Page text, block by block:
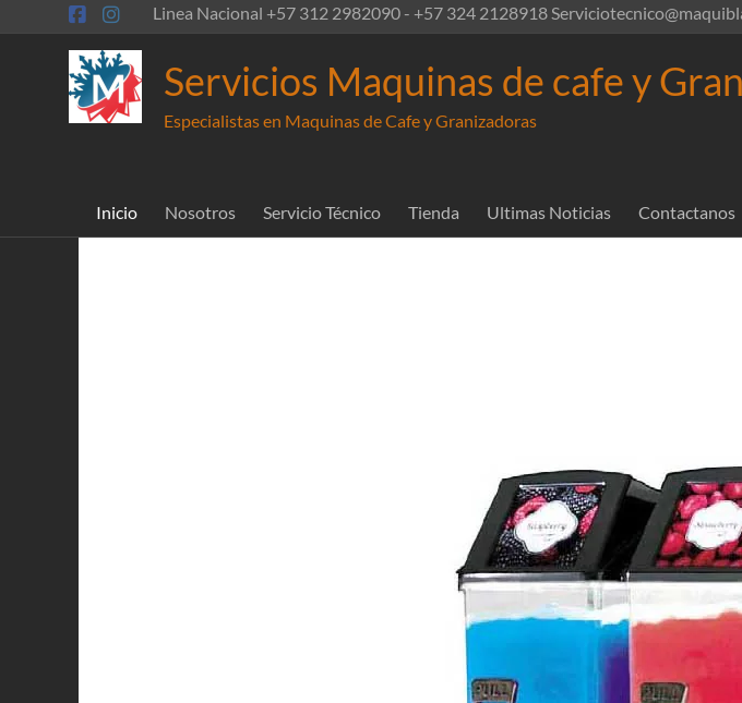
al
contenido
Linea Nacional +57 312 2982090 - +57 324 2128918
Servicios Maquinas de cafe y
Especialistas en Maquinas de Cafe y Granizadoras
Inicio Nosotros Servicio Técnico Tienda Ultimas Noticias Contactanos